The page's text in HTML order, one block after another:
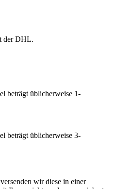
der DHL.
beträgt üblicherweise 1-
beträgt üblicherweise 3-
wir diese in einer